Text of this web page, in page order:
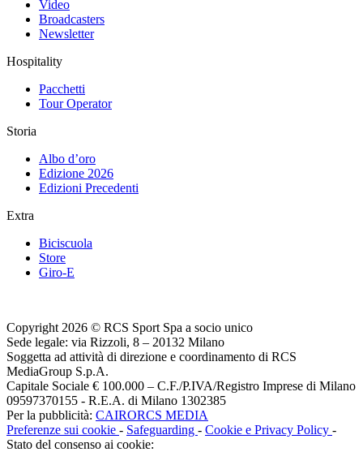
Video
Broadcasters
Newsletter
Hospitality
Pacchetti
Tour Operator
Storia
Albo d’oro
Edizione 2026
Edizioni Precedenti
Extra
Biciscuola
Store
Giro-E
Copyright 2026 © RCS Sport Spa a socio unico
Sede legale: via Rizzoli, 8 – 20132 Milano
Soggetta ad attività di direzione e coordinamento di RCS
MediaGroup S.p.A.
Capitale Sociale € 100.000 – C.F./P.IVA/Registro Imprese di Milano
09597370155 - R.E.A. di Milano 1302385
Per la pubblicità: CAIRORCS MEDIA
Preferenze sui cookie - Safeguarding - Cookie e Privacy Policy -
Stato del consenso ai cookie: